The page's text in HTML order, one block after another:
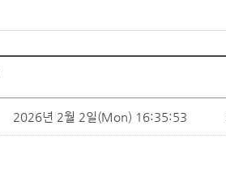
2026년 2월 2일(Mon) 16:35:53